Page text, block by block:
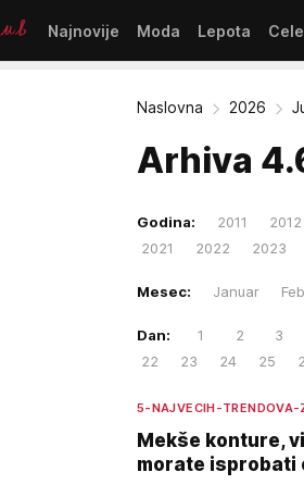
Najnovije Moda Lepota
Naslovna 2026
Arhiva
Godina: 2011 2012
2021
2022 2023
Mesec: Januar
Dan: 1 2 3
22
23 24 25
5-NAJVECIH-
Mekše konture,
morate isprobati